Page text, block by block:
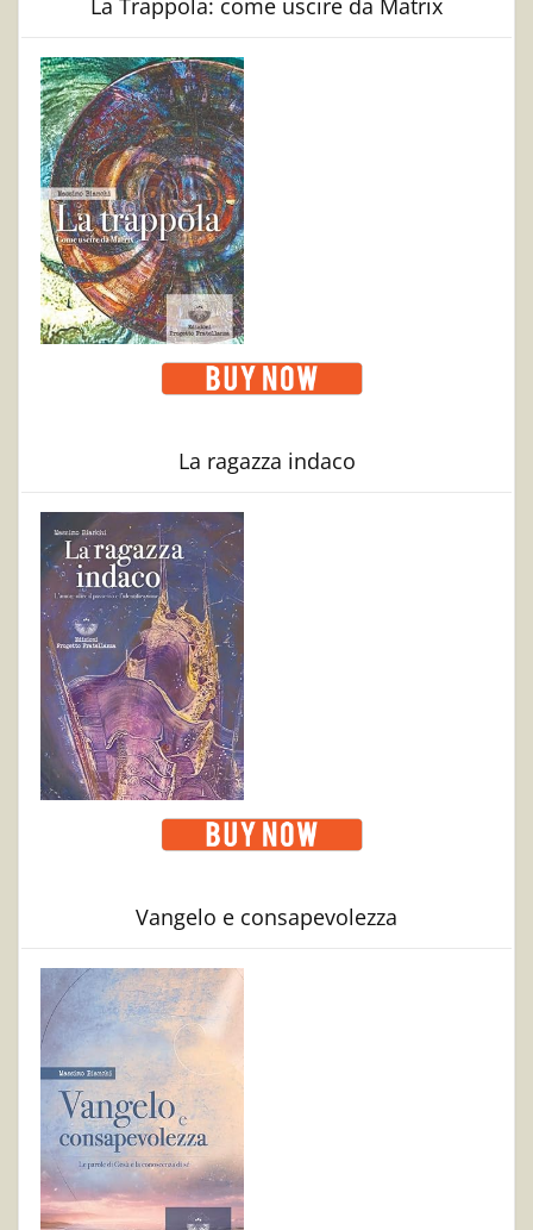
La Trappola: come uscire da Matrix
La ragazza indaco
Vangelo e consapevolezza